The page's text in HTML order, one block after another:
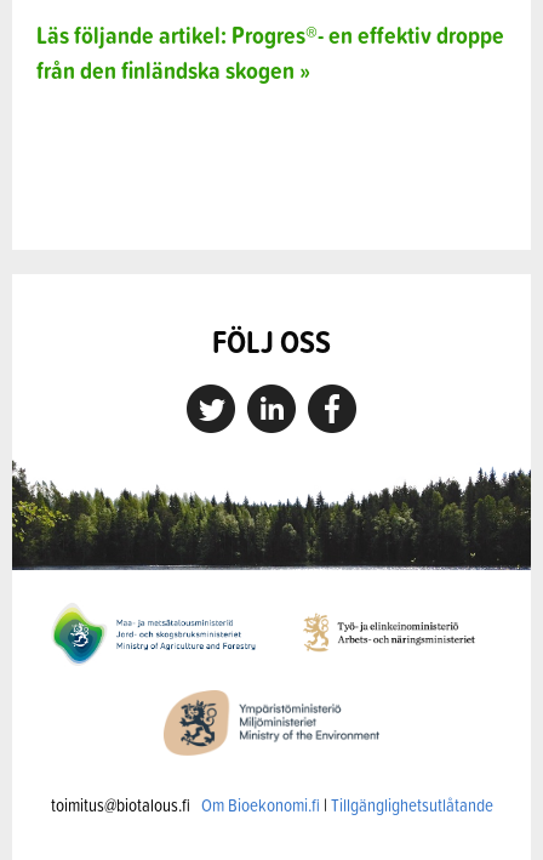
Läs följande artikel: Progres®- en effektiv droppe
från den finländska skogen »
FÖLJ OSS
toimitus@biotalous.fi Om Bioekonomi.fi |Tillgänglighetsutlåtande